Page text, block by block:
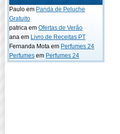
Paulo em Panda de Peluche
Gratuito
patrica em Ofertas de Verão
ana em Livro de Receitas PT
Fernanda Mota em Perfumes 24
Perfumes em Perfumes 24